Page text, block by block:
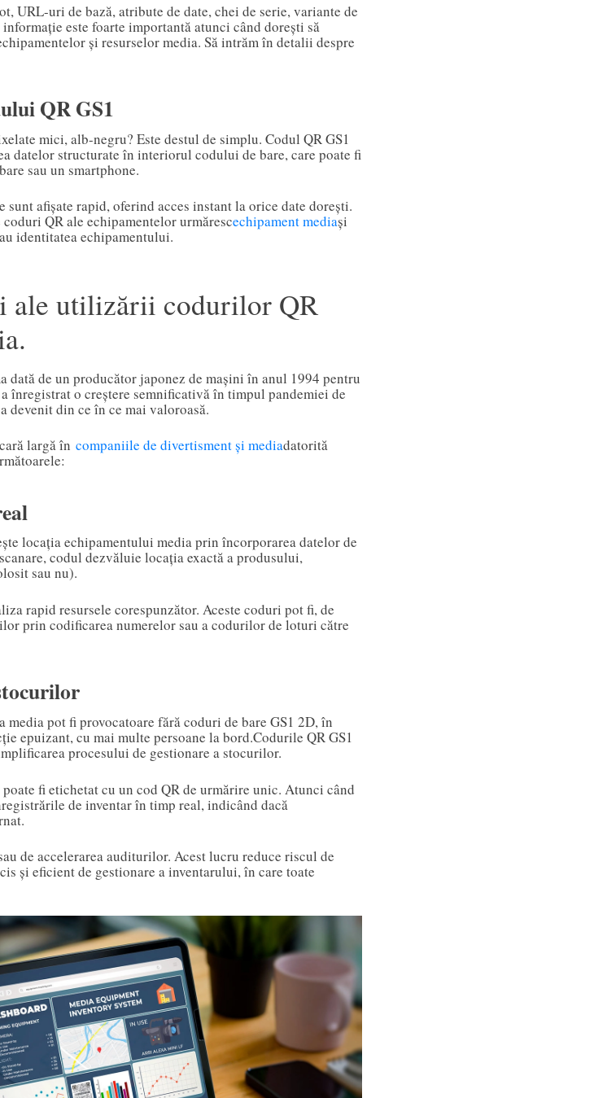
URL-uri de bază, atribute de date, chei de serie, variante de
este foarte importantă atunci când dorești să
și resurselor media. Să intrăm în detalii despre
QR GS1
mici, alb-negru? Este destul de simplu. Codul QR GS1
datelor structurate în interiorul codului de bare, care poate fi
sau un smartphone.
afișate rapid, oferind acces instant la orice date dorești.
QR ale echipamentelor urmărescechipament mediași
identitatea echipamentului.
ale utilizării codurilor QR
dată de un producător japonez de mașini în anul 1994 pentru
înregistrat o creștere semnificativă în timpul pandemiei de
devenit din ce în ce mai valoroasă.
largă în companiile de divertisment și mediadatorită
locația echipamentului media prin încorporarea datelor de
codul dezvăluie locația exactă a produsului,
sau nu).
rapid resursele corespunzător. Aceste coduri pot fi, de
prin codificarea numerelor sau a codurilor de loturi către
pot fi provocatoare fără coduri de bare GS1 2D, în
epuizant, cu mai multe persoane la bord.Codurile QR GS1
procesului de gestionare a stocurilor.
fi etichetat cu un cod QR de urmărire unic. Atunci când
de inventar în timp real, indicând dacă
de accelerarea auditurilor. Acest lucru reduce riscul de
și eficient de gestionare a inventarului, în care toate